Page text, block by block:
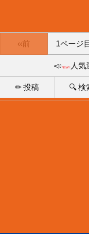
‹‹前
📣NEW!!人気
✏ 投稿 🔍 検